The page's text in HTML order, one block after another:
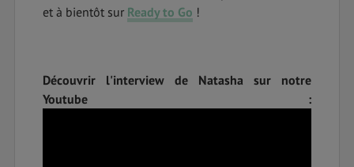
et à bientôt sur Ready to Go !
Découvrir l'interview de Natasha sur notre
Youtube :